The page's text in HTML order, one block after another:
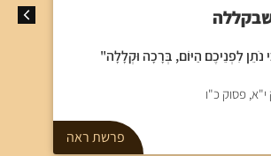
נֹתֵן לִפְנֵיכֶם הַיּוֹם, בְּרָכָה וּקְלָלָה"
פסוק כ"ו
פרשתראה